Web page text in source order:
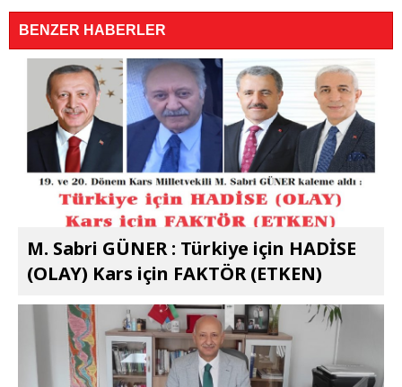
BENZER HABERLER
M. Sabri GÜNER : Türkiye için HADİSE
(OLAY) Kars için FAKTÖR (ETKEN)